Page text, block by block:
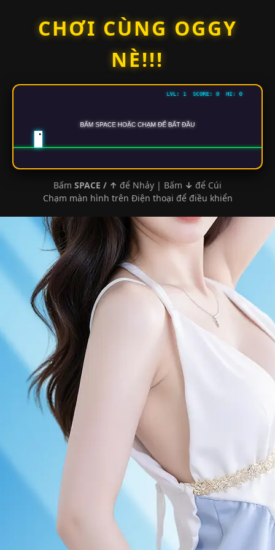
CHƠI CÙNG OGGY
NÈ!!!
Bấm SPACE / ↑ để Nhảy | Bấm ↓ để Cúi
Chạm màn hình trên Điện thoại để điều khiển